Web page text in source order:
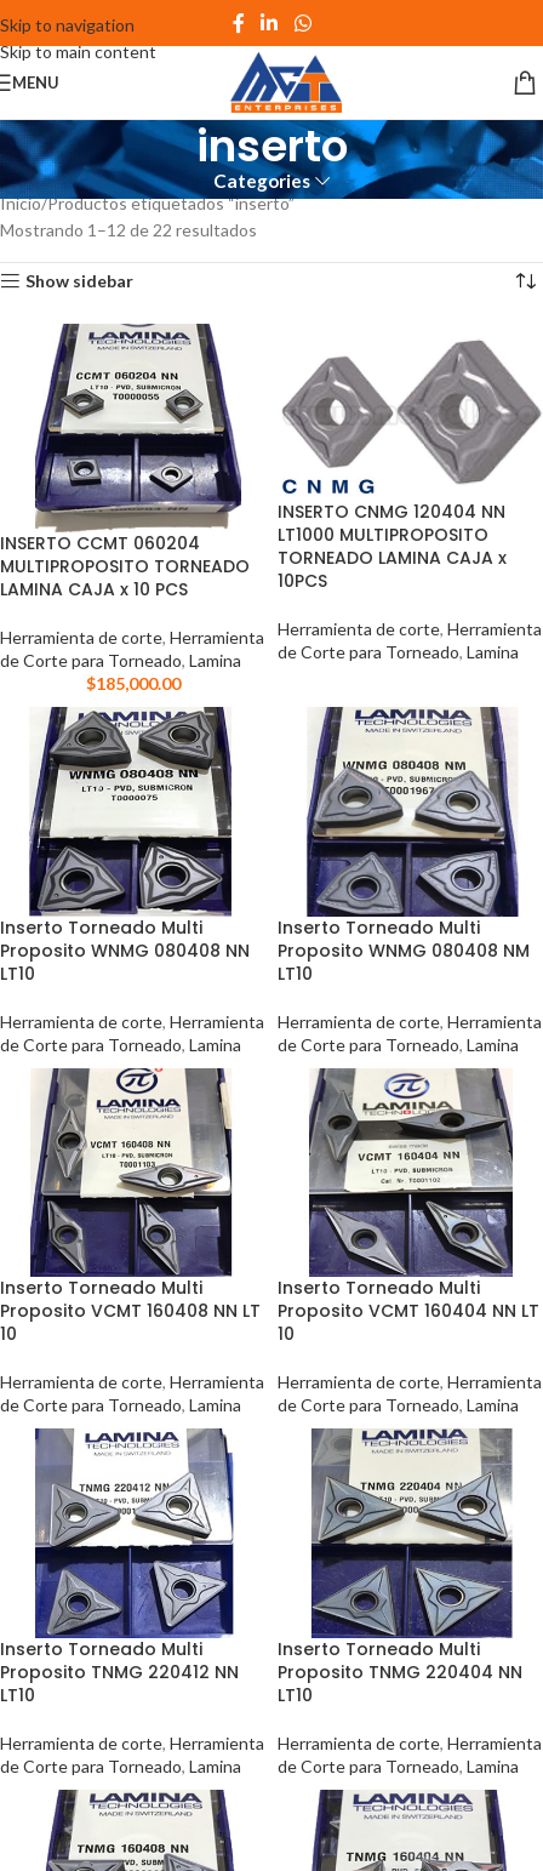
Skip to navigation
Skip to main content
MENU
inserto
Categories
Inicio Productos etiquetados “inserto”
Mostrando 1–12 de 22 resultados
Show sidebar
INSERTO CCMT 060204
MULTIPROPOSITO TORNEADO
LAMINA CAJA x 10 PCS
Herramienta de corte, Herramienta
de Corte para Torneado, Lamina
$185,000.00
INSERTO CNMG 120404 NN
LT1000 MULTIPROPOSITO
TORNEADO LAMINA CAJA x
10PCS
Herramienta de corte, Herramienta
de Corte para Torneado, Lamina
Inserto Torneado Multi
Proposito WNMG 080408 NN
LT10
Herramienta de corte, Herramienta
de Corte para Torneado, Lamina
Inserto Torneado Multi
Proposito WNMG 080408 NM
LT10
Herramienta de corte, Herramienta
de Corte para Torneado, Lamina
Inserto Torneado Multi
Proposito VCMT 160408 NN LT
10
Herramienta de corte, Herramienta
de Corte para Torneado, Lamina
Inserto Torneado Multi
Proposito VCMT 160404 NN LT
10
Herramienta de corte, Herramienta
de Corte para Torneado, Lamina
Inserto Torneado Multi
Proposito TNMG 220412 NN
LT10
Herramienta de corte, Herramienta
de Corte para Torneado, Lamina
Inserto Torneado Multi
Proposito TNMG 220404 NN
LT10
Herramienta de corte, Herramienta
de Corte para Torneado, Lamina